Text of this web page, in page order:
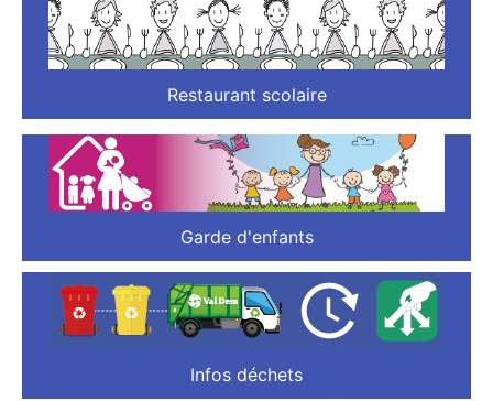
Restaurant scolaire
Garde d'enfants
Infos déchets